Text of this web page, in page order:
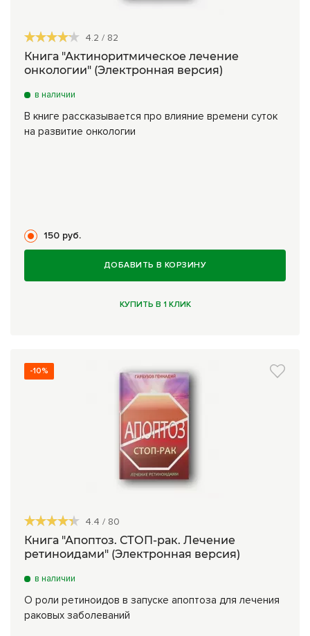
4.2 / 82
Книга "Актиноритмическое лечение
онкологии" (Электронная версия)
в наличии
В книге рассказывается про влияние времени суток
на развитие онкологии
150 руб.
ДОБАВИТЬ В КОРЗИНУ
КУПИТЬ В 1 КЛИК
-10%
4.4 / 80
Книга "Апоптоз. СТОП-рак. Лечение
ретиноидами" (Электронная версия)
в наличии
О роли ретиноидов в запуске апоптоза для лечения
раковых заболеваний